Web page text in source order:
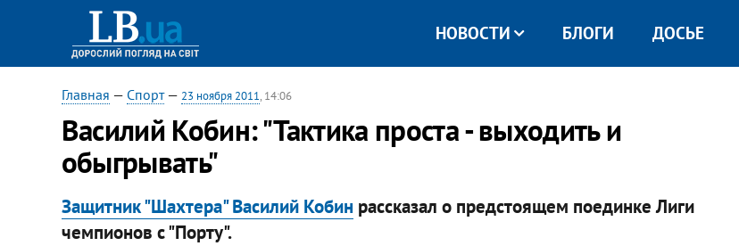
НОВОСТИ БЛОГИ ДОСЬЕ
Главная — Спорт— 23 ноября 2011, 14:06
Василий Кобин: "Тактика проста - выходить и
обыгрывать"
Защитник "Шахтера" Василий Кобин рассказал о предстоящем поединке Лиги
чемпионов с "Порту".